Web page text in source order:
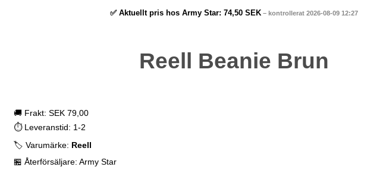
✅ Aktuellt pris hos Army Star: 74,50 SEK– kontrollerat 2026-08-09 12:27
Reell Beanie Brun
🚚 Frakt: SEK 79,00
⏱️ Leveranstid: 1-2
🏷️ Varumärke: Reell
🏪 Återförsäljare: Army Star